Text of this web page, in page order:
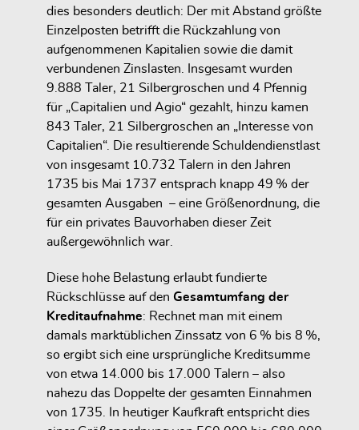
dies besonders deutlich: Der mit Abstand größte
Einzelposten betrifft die Rückzahlung von
aufgenommenen Kapitalien sowie die damit
verbundenen Zinslasten. Insgesamt wurden
9.888 Taler, 21 Silbergroschen und 4 Pfennig
für „Capitalien und Agio“ gezahlt, hinzu kamen
843 Taler, 21 Silbergroschen an „Interesse von
Capitalien“. Die resultierende Schuldendienstlast
von insgesamt 10.732 Talern in den Jahren
1735 bis Mai 1737 entsprach knapp 49 % der
gesamten Ausgaben – eine Größenordnung, die
für ein privates Bauvorhaben dieser Zeit
außergewöhnlich war.
Diese hohe Belastung erlaubt fundierte
Rückschlüsse auf den Gesamtumfang der
Kreditaufnahme: Rechnet man mit einem
damals marktüblichen Zinssatz von 6 % bis 8 %,
so ergibt sich eine ursprüngliche Kreditsumme
von etwa 14.000 bis 17.000 Talern – also
nahezu das Doppelte der gesamten Einnahmen
von 1735. In heutiger Kaufkraft entspricht dies